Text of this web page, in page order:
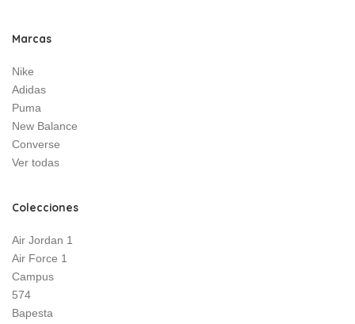
Marcas
Nike
Adidas
Puma
New Balance
Converse
Ver todas
Colecciones
Air Jordan 1
Air Force 1
Campus
574
Bapesta